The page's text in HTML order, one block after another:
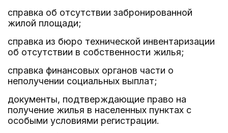
справка об отсутствии забронированной
жилой площади;
справка из бюро технической инвентаризации
об отсутствии в собственности жилья;
справка финансовых органов части о
неполучении социальных выплат;
документы, подтверждающие право на
получение жилья в населенных пунктах с
особыми условиями регистрации.